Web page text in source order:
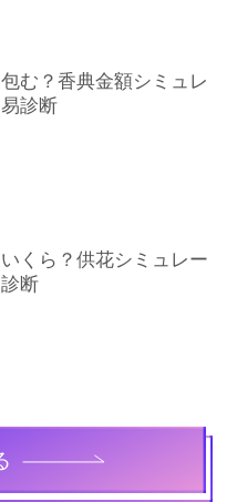
む？香典金額シミュレ
診断
くら？供花シミュレー
断